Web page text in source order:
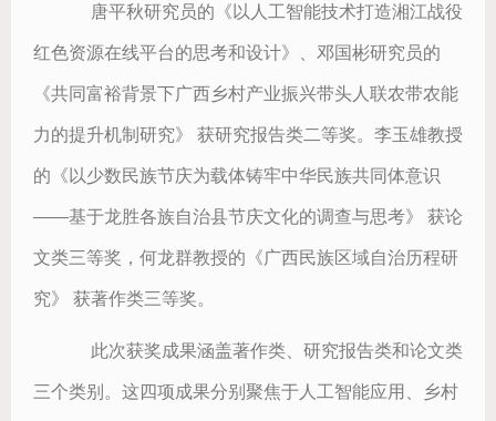
唐平秋研究员的 《 以人工智能技术打造湘江战役
红色资源在线平台的思考和设计》、 邓国彬研究员的
《共同富裕背景下广西乡村产业振兴带头人联农带农能
力的提升机制研究》 获研究报告类二等奖。 李玉雄教授
的 《 以少数民族节庆为载体铸牢中华民族共同体意识
——基于龙胜各族自治县节庆文化的调查与思考》 获论
文类三等奖，何龙群教授的《广西民族区域自治历程研
究》 获著作类三等奖。
三个类别。这四项成果分别聚焦于人工智能应用、乡村